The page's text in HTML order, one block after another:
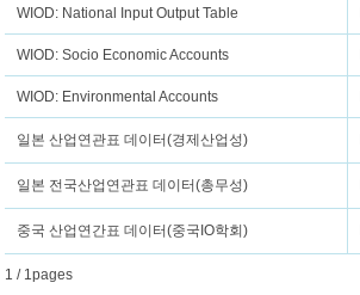
WIOD: National Input Output Table
WIOD: Socio Economic Accounts
WIOD: Environmental Accounts
일본 산업연관표 데이터(경제산업성)
일본 전국산업연관표 데이터(총무성)
중국 산업연간표 데이터(중국IO학회)
1 / 1pages